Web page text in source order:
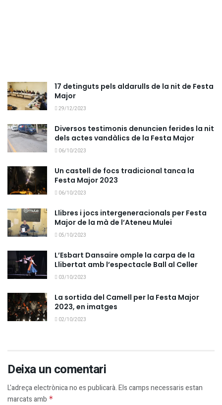
17 detinguts pels aldarulls de la nit de Festa
Major
29/12/2023
Diversos testimonis denuncien ferides la nit
dels actes vandàlics de la Festa Major
06/10/2023
Un castell de focs tradicional tanca la
Festa Major 2023
06/10/2023
Llibres i jocs intergeneracionals per Festa
Major de la mà de l’Ateneu Mulei
05/10/2023
L’Esbart Dansaire omple la carpa de la
Llibertat amb l’espectacle Ball al Celler
03/10/2023
La sortida del Camell per la Festa Major
2023, en imatges
02/10/2023
Deixa un comentari
L'adreça electrònica no es publicarà.Els camps necessaris estan
marcats amb *